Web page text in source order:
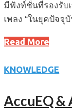
มีฟังท์ชั่นที่รองรับ
เพลง “ในยุคปัจจุ
Read More
KNOWLEDGE
AccuEQ &